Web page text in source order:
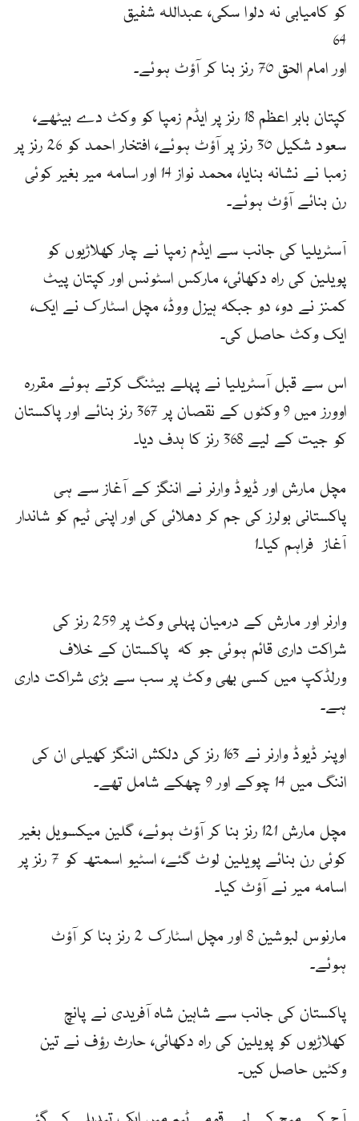
کو کامیابی نہ دلوا سکی، عبداللہ شفیق
64
اور امام الحق 70 رنز بنا کر آؤٹ ہوئے۔
کپتان بابر اعظم 18 رنز پر ایڈم زمپا کو وکٹ دے بیٹھے،
سعود شکیل 30 رنز پر آؤٹ ہوئے، افتخار احمد کو 26 رنز پر
زمبا نے نشانہ بنایا، محمد نواز 14 اور اسامہ میر بغیر کوئی
رن بنائے آؤٹ ہوئے۔
آسٹریلیا کی جانب سے ایڈم زمپا نے چار کھلاڑیوں کو
پویلین کی راہ دکھائی، مارکس اسٹونس اور کپتان پیٹ
کمنز نے دو، دو جبکہ ہیزل ووڈ، مچل اسٹارک نے ایک،
ایک وکٹ حاصل کی۔
اس سے قبل آسٹریلیا نے پہلے بیٹنگ کرتے ہوئے مقررہ
اوورز میں 9 وکٹوں کے نقصان پر 367 رنز بنائے اور پاکستان
کو جیت کے لیے 368 رنز کا ہدف دیا۔
مچل مارش اور ڈیوڈ وارنر نے اننگز کے آغاز سے ہی
پاکستانی بولرز کی جم کر دھلائی کی اور اپنی ٹیم کو شاندار
آغاز فراہم کیا۔1
وارنر اور مارش کے درمیان پہلی وکٹ پر 259 رنز کی
شراکت داری قائم ہوئی جو کہ پاکستان کے خلاف
ورلڈکپ میں کسی بھی وکٹ پر سب سے بڑی شراکت داری
ہے۔
اوپنر ڈیوڈ وارنر نے 163 رنز کی دلکش اننگز کھیلی ان کی
اننگ میں 14 چوکے اور 9 چھکے شامل تھے۔
مچل مارش 121 رنز بنا کر آؤٹ ہوئے، گلین میکسویل بغیر
کوئی رن بنائے پویلین لوٹ گئے، اسٹیو اسمتھ کو 7 رنز پر
اسامہ میر نے آؤٹ کیا۔
مارنوس لبوشین 8 اور مچل اسٹارک 2 رنز بنا کر آؤٹ
ہوئے۔
پاکستان کی جانب سے شاہین شاہ آفریدی نے پانچ
کھلاڑیوں کو پویلین کی راہ دکھائی، حارث رؤف نے تین
وکٹیں حاصل کیں۔